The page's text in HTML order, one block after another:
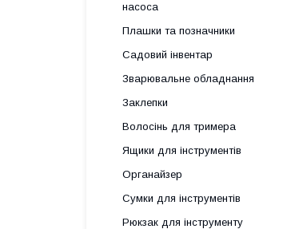
насоса
Плашки та позначники
Садовий інвентар
Зварювальне обладнання
Заклепки
Волосінь для тримера
Ящики для інструментів
Органайзер
Сумки для інструментів
Рюкзак для інструменту